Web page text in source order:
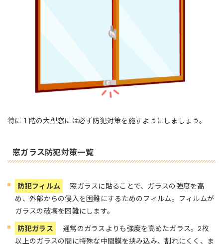
特に１階の大型窓には必ず防犯対策を施すようにしましょう。
窓ガラス防犯対策一覧
防犯フィルム
窓ガラスに貼ることで、ガラスの強度を高
め、外部からの侵入を困難にするためのフィルム。フィルムが
ガラスの破壊を困難にします。
防犯ガラス
通常のガラスよりも強度を高めたガラス。2枚
以上のガラスの間に特殊な中間膜を挟み込み、割れにくく、ま